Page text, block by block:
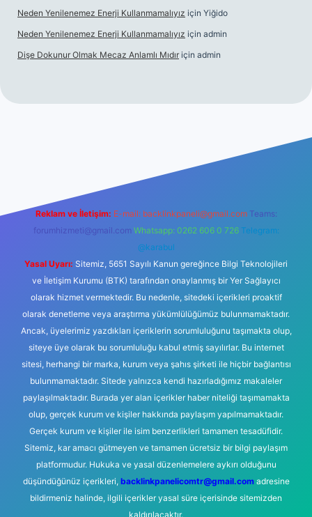
Neden Yenilenemez Enerji Kullanmamalıyız için Yiğido
Neden Yenilenemez Enerji Kullanmamalıyız için admin
Dişe Dokunur Olmak Mecaz Anlamlı Mıdır için admin
Reklam ve İletişim: E-mail: backlinkpaneli@gmail.com Teams:
forumhizmeti@gmail.com Whatsapp: 0262 606 0 726 Telegram:
@karabul
Yasal Uyarı: Sitemiz, 5651 Sayılı Kanun gereğince Bilgi Teknolojileri
ve İletişim Kurumu (BTK) tarafından onaylanmış bir Yer Sağlayıcı
olarak hizmet vermektedir. Bu nedenle, sitedeki içerikleri proaktif
olarak denetleme veya araştırma yükümlülüğümüz bulunmamaktadır.
Ancak, üyelerimiz yazdıkları içeriklerin sorumluluğunu taşımakta olup,
siteye üye olarak bu sorumluluğu kabul etmiş sayılırlar. Bu internet
sitesi, herhangi bir marka, kurum veya şahıs şirketi ile hiçbir bağlantısı
bulunmamaktadır. Sitede yalnızca kendi hazırladığımız makaleler
paylaşılmaktadır. Burada yer alan içerikler haber niteliği taşımamakta
olup, gerçek kurum ve kişiler hakkında paylaşım yapılmamaktadır.
Gerçek kurum ve kişiler ile isim benzerlikleri tamamen tesadüfidir.
Sitemiz, kar amacı gütmeyen ve tamamen ücretsiz bir bilgi paylaşım
platformudur. Hukuka ve yasal düzenlemelere aykırı olduğunu
düşündüğünüz içerikleri, backlinkpanelicomtr@gmail.comadresine
bildirmeniz halinde, ilgili içerikler yasal süre içerisinde sitemizden
kaldırılacaktır.